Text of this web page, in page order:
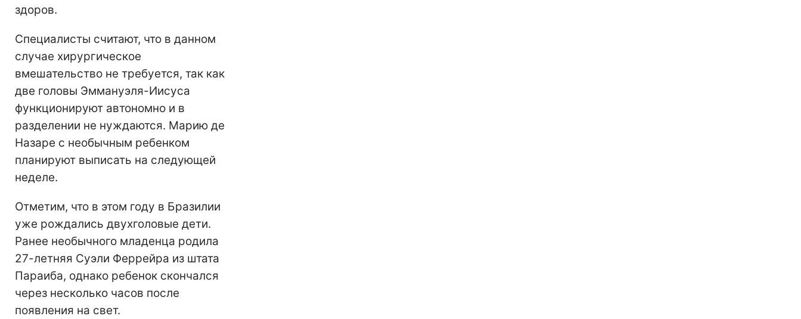
здоров.
Специалисты считают, что в данном
случае хирургическое
вмешательство не требуется, так как
две головы Эммануэля-Иисуса
функционируют автономно и в
разделении не нуждаются. Марию де
Назаре с необычным ребенком
планируют выписать на следующей
неделе.
Отметим, что в этом году в Бразилии
уже рождались двухголовые дети.
Ранее необычного младенца родила
27-летняя Суэли Феррейра из штата
Параиба, однако ребенок скончался
через несколько часов после
появления на свет.